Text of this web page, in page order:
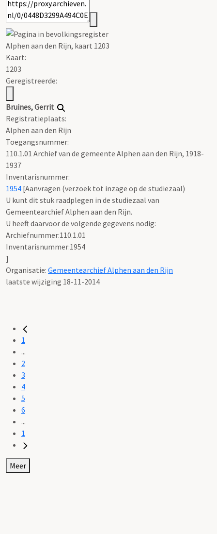
Alphen aan den Rijn, kaart 1203
Kaart:
1203
Geregistreerde:
Bruines, Gerrit
Registratieplaats:
Alphen aan den Rijn
Toegangsnummer:
110.1.01 Archief van de gemeente Alphen aan den Rijn, 1918-
1937
Inventarisnummer:
1954 [Aanvragen (verzoek tot inzage op de studiezaal)
U kunt dit stuk raadplegen in de studiezaal van
Gemeentearchief Alphen aan den Rijn.
U heeft daarvoor de volgende gegevens nodig:
Archiefnummer:110.1.01
Inventarisnummer:1954
]
Organisatie: Gemeentearchief Alphen aan den Rijn
laatste wijziging 18-11-2014
1
...
2
3
4
5
6
...
1
Meer